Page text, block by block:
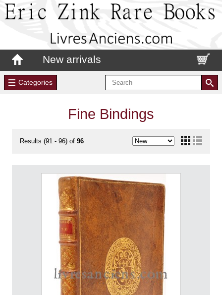
New arrivals
Categories
Fine Bindings
Results (91 - 96) of 96